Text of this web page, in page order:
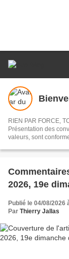
RIEN PAR FORCE,
Présentation des
valeurs, sont
2026, 19e
Publié le 04/08/2026
Par Thierry Jallas